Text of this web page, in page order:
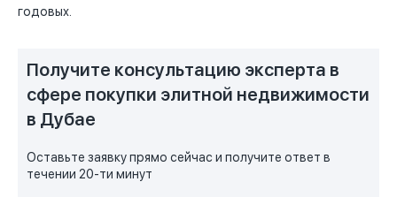
годовых.
Получите консультацию эксперта в
сфере покупки элитной недвижимости
в Дубае
Оставьте заявку прямо сейчас и получите ответ в
течении 20-ти минут